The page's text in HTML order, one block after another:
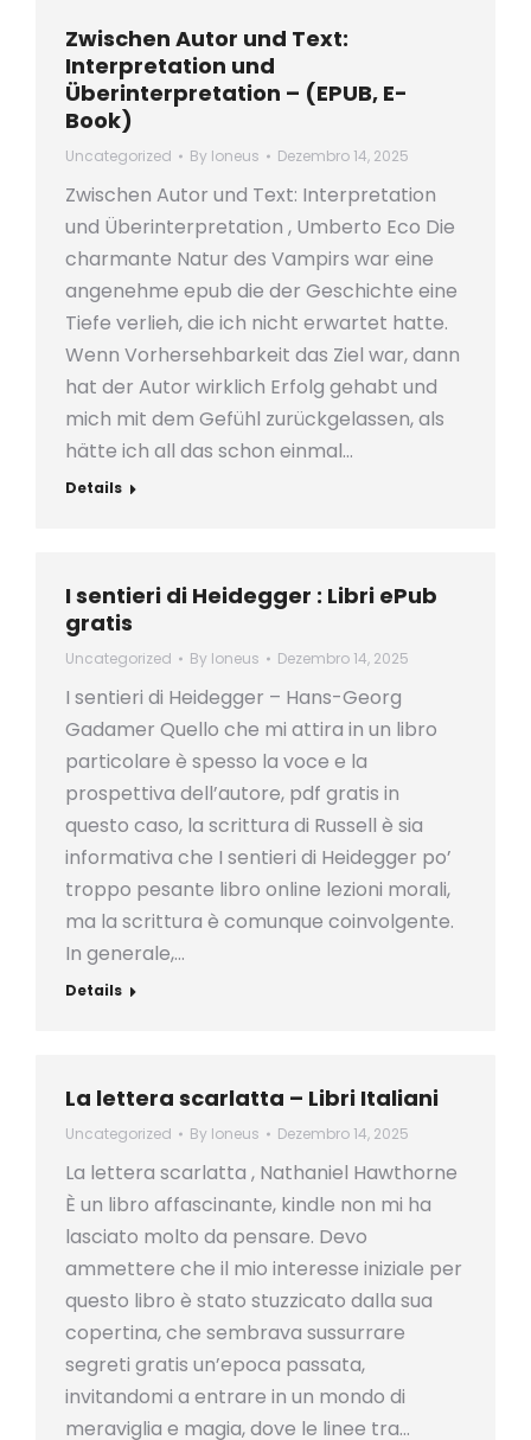
Zwischen Autor und Text:
Interpretation und
Überinterpretation – (EPUB, E-
Book)
Uncategorized By loneus Dezembro 14, 2025
Zwischen Autor und Text: Interpretation
und Überinterpretation , Umberto Eco Die
charmante Natur des Vampirs war eine
angenehme epub die der Geschichte eine
Tiefe verlieh, die ich nicht erwartet hatte.
Wenn Vorhersehbarkeit das Ziel war, dann
hat der Autor wirklich Erfolg gehabt und
mich mit dem Gefühl zurückgelassen, als
hätte ich all das schon einmal…
Details
I sentieri di Heidegger : Libri ePub
gratis
Uncategorized By loneus Dezembro 14, 2025
I sentieri di Heidegger – Hans-Georg
Gadamer Quello che mi attira in un libro
particolare è spesso la voce e la
prospettiva dell’autore, pdf gratis in
questo caso, la scrittura di Russell è sia
informativa che I sentieri di Heidegger po’
troppo pesante libro online lezioni morali,
ma la scrittura è comunque coinvolgente.
In generale,…
Details
La lettera scarlatta – Libri Italiani
Uncategorized By loneus Dezembro 14, 2025
La lettera scarlatta , Nathaniel Hawthorne
È un libro affascinante, kindle non mi ha
lasciato molto da pensare. Devo
ammettere che il mio interesse iniziale per
questo libro è stato stuzzicato dalla sua
copertina, che sembrava sussurrare
segreti gratis un’epoca passata,
invitandomi a entrare in un mondo di
meraviglia e magia, dove le linee tra…